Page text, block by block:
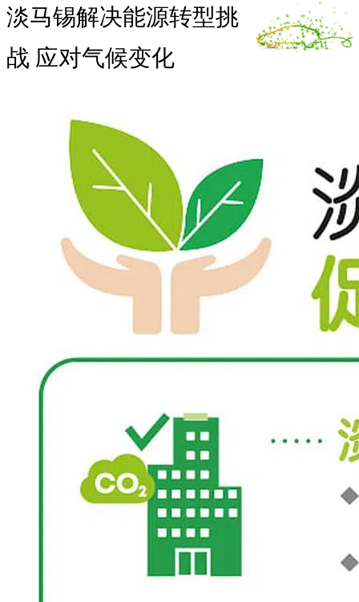
淡马锡解决能源转型挑
战 应对气候变化